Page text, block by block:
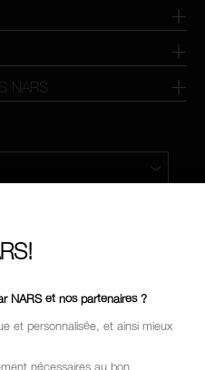
NARS
NARS et nos partenaires ?
et personnalisée, et ainsi mieux
nécessaires au bon